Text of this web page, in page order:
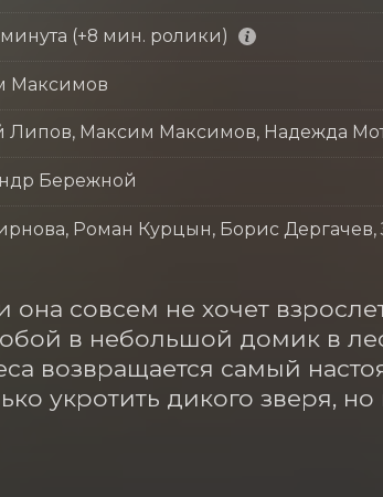
минута (+8 мин. ролики)
Максимов
Липов, Максим Максимов, Надежда
Бережной
Роман Курцын, Борис
она совсем не хочет
в небольшой домик в
возвращается самый
укротить дикого зверя,